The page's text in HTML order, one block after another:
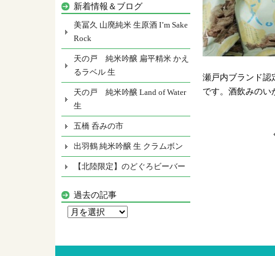
瀬戸内ブランド認
です。酒飲みのい
新着情報＆ブログ
美冨久 山廃純米 生原酒 I’m Sake
Rock
天の戸 純米吟醸 扁平精米 かえ
るラベル 生
天の戸 純米吟醸 Land of Water
生
五橋 呑みの市
出羽鶴 純米吟醸 生 クラムボン
【北陸限定】のどぐろビーバー
過去の記事